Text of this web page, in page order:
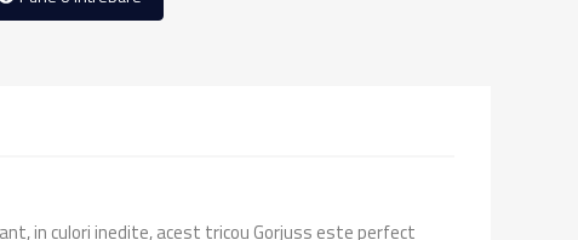
in culori inedite, acest tricou Gorjuss este perfect